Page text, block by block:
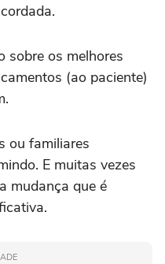
sobre os melhores
(ao paciente)
ou familiares
E muitas vezes
mudança que é